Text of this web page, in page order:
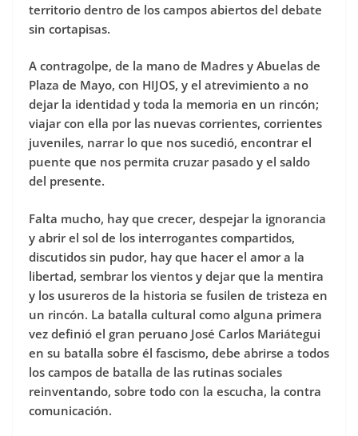
territorio dentro de los campos abiertos del debate
sin cortapisas.
A contragolpe, de la mano de Madres y Abuelas de
Plaza de Mayo, con HIJOS, y el atrevimiento a no
dejar la identidad y toda la memoria en un rincón;
viajar con ella por las nuevas corrientes, corrientes
juveniles, narrar lo que nos sucedió, encontrar el
puente que nos permita cruzar pasado y el saldo
del presente.
Falta mucho, hay que crecer, despejar la ignorancia
y abrir el sol de los interrogantes compartidos,
discutidos sin pudor, hay que hacer el amor a la
libertad, sembrar los vientos y dejar que la mentira
y los usureros de la historia se fusilen de tristeza en
un rincón. La batalla cultural como alguna primera
vez definió el gran peruano José Carlos Mariátegui
en su batalla sobre él fascismo, debe abrirse a todos
los campos de batalla de las rutinas sociales
reinventando, sobre todo con la escucha, la contra
comunicación.